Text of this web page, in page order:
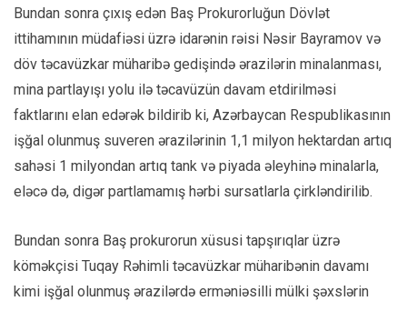
Bundan sonra çıxış edən Baş Prokurorluğun Dövlət
ittihamının müdafiəsi üzrə idarənin rəisi Nəsir Bayramov və
döv təcavüzkar müharibə gedişində ərazilərin minalanması,
mina partlayışı yolu ilə təcavüzün davam etdirilməsi
faktlarını elan edərək bildirib ki, Azərbaycan Respublikasının
işğal olunmuş suveren ərazilərinin 1,1 milyon hektardan artıq
sahəsi 1 milyondan artıq tank və piyada əleyhinə minalarla,
eləcə də, digər partlamamış hərbi sursatlarla çirkləndirilib.
Bundan sonra Baş prokurorun xüsusi tapşırıqlar üzrə
köməkçisi Tuqay Rəhimli təcavüzkar müharibənin davamı
kimi işğal olunmuş ərazilərdə erməniəsilli mülki şəxslərin